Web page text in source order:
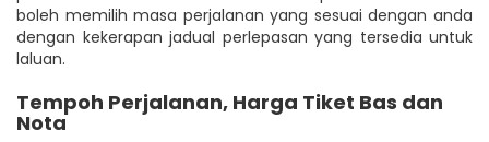
boleh memilih masa perjalanan yang sesuai dengan anda
dengan kekerapan jadual perlepasan yang tersedia untuk
laluan.
Tempoh Perjalanan, Harga Tiket Bas dan
Nota